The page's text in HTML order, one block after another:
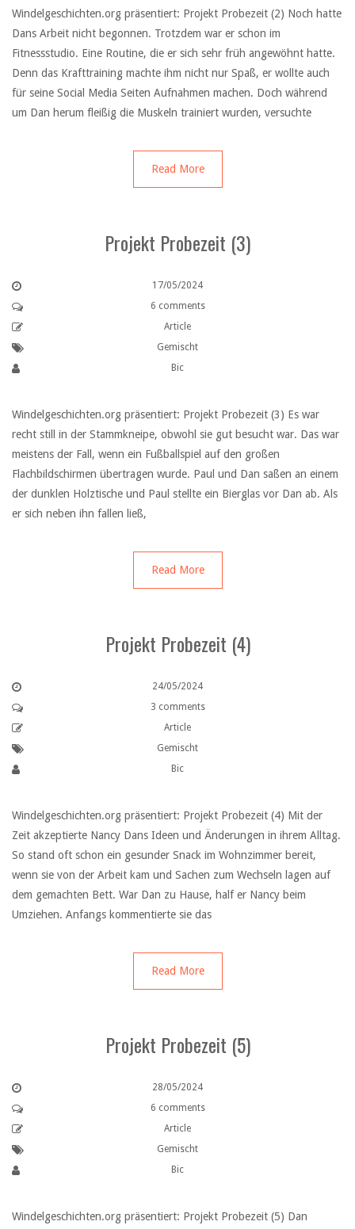
Windelgeschichten.org präsentiert: Projekt Probezeit (2) Noch hatte
Dans Arbeit nicht begonnen. Trotzdem war er schon im
Fitnessstudio. Eine Routine, die er sich sehr früh angewöhnt hatte.
Denn das Krafttraining machte ihm nicht nur Spaß, er wollte auch
für seine Social Media Seiten Aufnahmen machen. Doch während
um Dan herum fleißig die Muskeln trainiert wurden, versuchte
Read More
Projekt Probezeit (3)
17/05/2024
6 comments
Article
Gemischt
Bic
Windelgeschichten.org präsentiert: Projekt Probezeit (3) Es war
recht still in der Stammkneipe, obwohl sie gut besucht war. Das war
meistens der Fall, wenn ein Fußballspiel auf den großen
Flachbildschirmen übertragen wurde. Paul und Dan saßen an einem
der dunklen Holztische und Paul stellte ein Bierglas vor Dan ab. Als
er sich neben ihn fallen ließ,
Read More
Projekt Probezeit (4)
24/05/2024
3 comments
Article
Gemischt
Bic
Windelgeschichten.org präsentiert: Projekt Probezeit (4) Mit der
Zeit akzeptierte Nancy Dans Ideen und Änderungen in ihrem Alltag.
So stand oft schon ein gesunder Snack im Wohnzimmer bereit,
wenn sie von der Arbeit kam und Sachen zum Wechseln lagen auf
dem gemachten Bett. War Dan zu Hause, half er Nancy beim
Umziehen. Anfangs kommentierte sie das
Read More
Projekt Probezeit (5)
28/05/2024
6 comments
Article
Gemischt
Bic
Windelgeschichten.org präsentiert: Projekt Probezeit (5) Dan